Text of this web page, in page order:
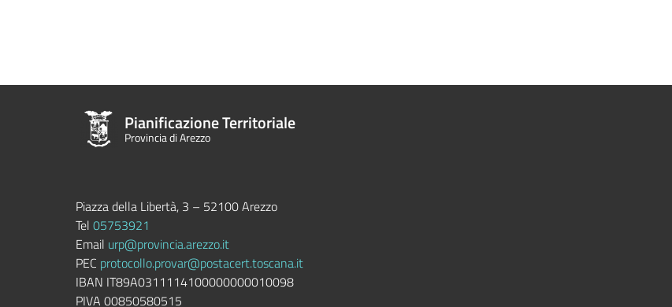
Pianificazione Territoriale
Provincia di Arezzo
Piazza della Libertà, 3 – 52100 Arezzo
Tel 05753921
Email urp@provincia.arezzo.it
PEC protocollo.provar@postacert.toscana.it
IBAN IT89A0311114100000000010098
PIVA 00850580515